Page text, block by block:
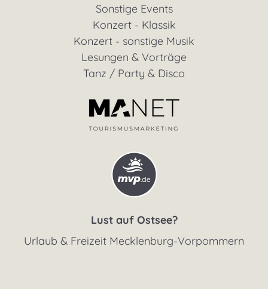
Sonstige Events
Konzert - Klassik
Konzert - sonstige Musik
Lesungen & Vorträge
Tanz / Party & Disco
Lust auf Ostsee?
Urlaub & Freizeit Mecklenburg-Vorpommern